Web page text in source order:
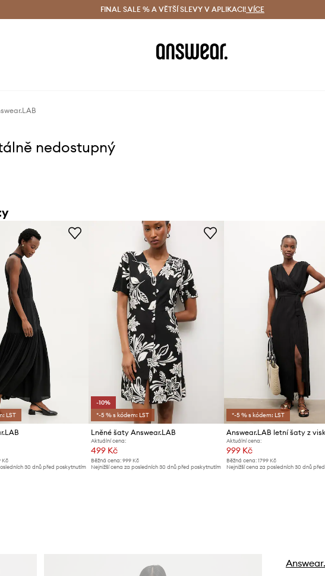
Doručení a vrácení zdarma (od 1800 Kč) Doručení i do 24 h
FINAL SALE % A VĚTŠÍ SLEVY V APLIKACI! VÍCE
nedostupný
LST
Kč
30 dnů před poskytnutím
-10%
*-5 % s kódem: LST
Lněné šaty Answear.LAB
Aktuální cena:
499 Kč
Běžná cena: 999 Kč
Nejnižší cena za posledních 30 dnů před poskytnutím
*-5 % s kódem: LST
Answear.LAB letní šaty z
Aktuální cena:
999 Kč
Běžná cena: 1799 Kč
Nejnižší cena za posledních 30 dnů